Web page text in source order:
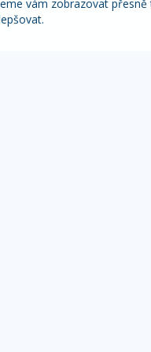
vám zobrazovat